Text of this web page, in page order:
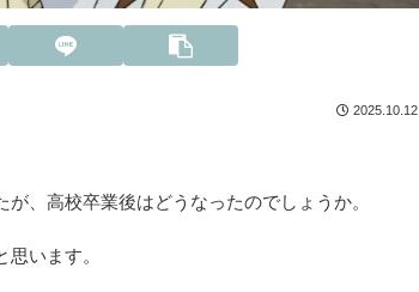
2025.10.12
、高校卒業後はどうなったのでしょうか。
思います。